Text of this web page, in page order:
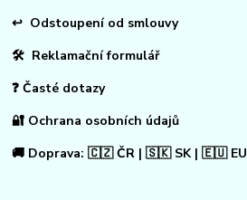
↩ Odstoupení od smlouvy
🛠 Reklamační formulář
❓ Časté dotazy
🔐 Ochrana osobních údajů
🚚 Doprava: 🇨🇿 ČR | 🇸🇰 SK | 🇪🇺 EU